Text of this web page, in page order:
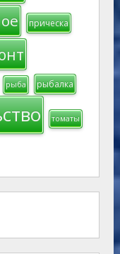
прическа
рыба рыбалка
томаты